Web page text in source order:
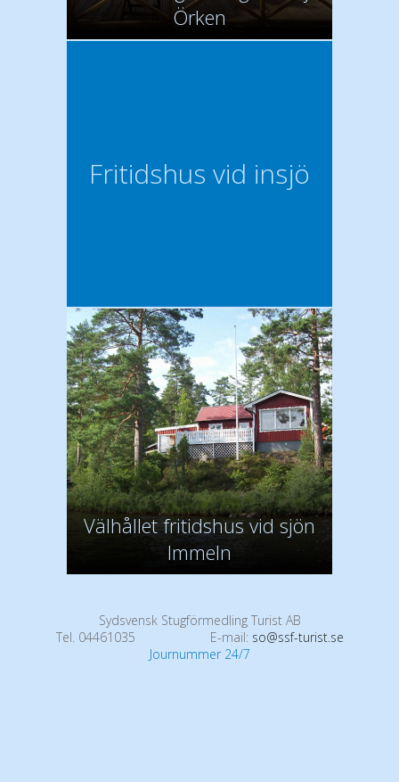
Örken
Fritidshus vid insjö
Välhållet fritidshus vid sjön
Immeln
Sydsvensk Stugförmedling Turist AB
Tel. 04461035
E-mail: so@ssf-turist.se
Journummer 24/7